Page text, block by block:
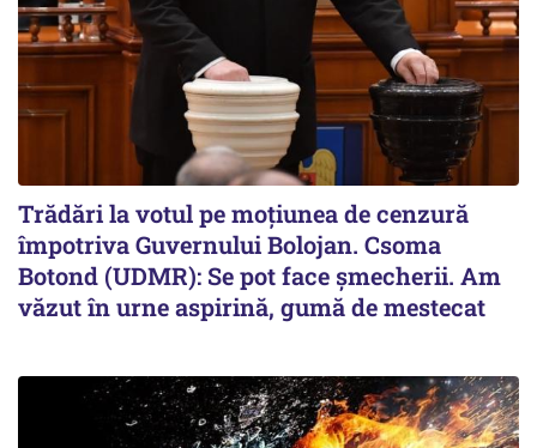
Trădări la votul pe moțiunea de cenzură
împotriva Guvernului Bolojan. Csoma
Botond (UDMR): Se pot face șmecherii. Am
văzut în urne aspirină, gumă de mestecat